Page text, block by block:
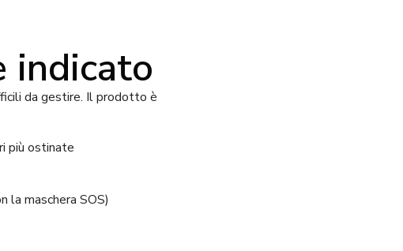
indicato
da gestire. Il prodotto è
più ostinate
la maschera SOS)